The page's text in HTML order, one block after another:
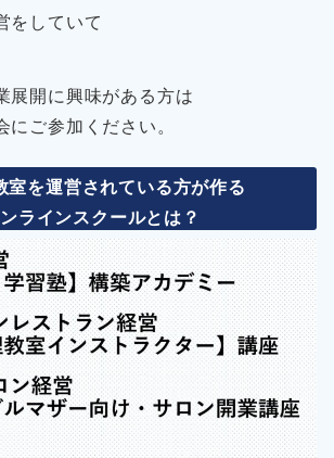
をしていて
展開に興味がある方は
ご参加ください。
室を運営されている方が作る
ラインスクールとは？